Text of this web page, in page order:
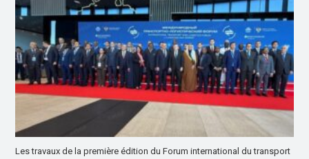
Les travaux de la première édition du Forum international du transport